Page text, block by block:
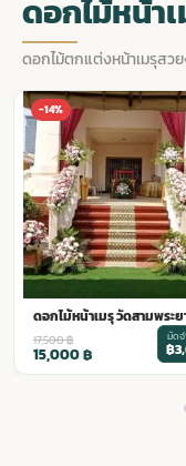
ดอกไม้หน้า
ดอกไม้ตกแต่งหน้าเมรุสว
-14%
ดอกไม้หน้าเมรุ วัดราชประดิ
17,500฿
15,000฿
มัดจ
฿